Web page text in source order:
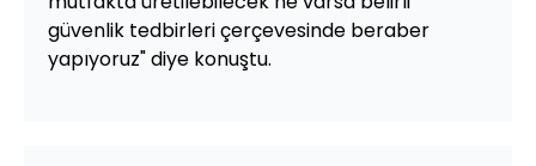
güvenlik tedbirleri çerçevesinde beraber
yapıyoruz" diye konuştu.